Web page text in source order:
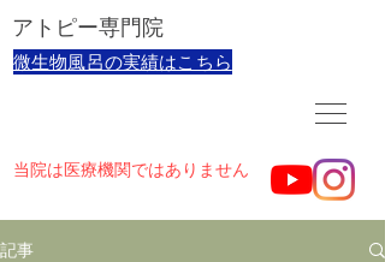
​アトピー専門院
​微生物風呂の実績はこちら
当院は医療機関ではありません
記事